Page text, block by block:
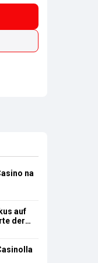
na
auf
der